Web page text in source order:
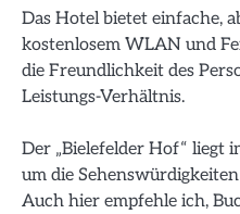
Das Hotel bietet einfache,
kostenlosem WLAN und
die Freundlichkeit des
Leistungs-Verhältnis.
Der „Bielefelder Hof“ liegt
um die
Auch hier empfehle ich,